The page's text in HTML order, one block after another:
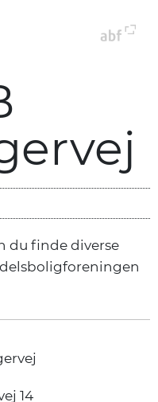
du finde diverse
14